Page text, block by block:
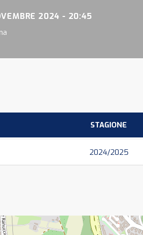
2024 - 20:45
STAGIONE
2024/2025